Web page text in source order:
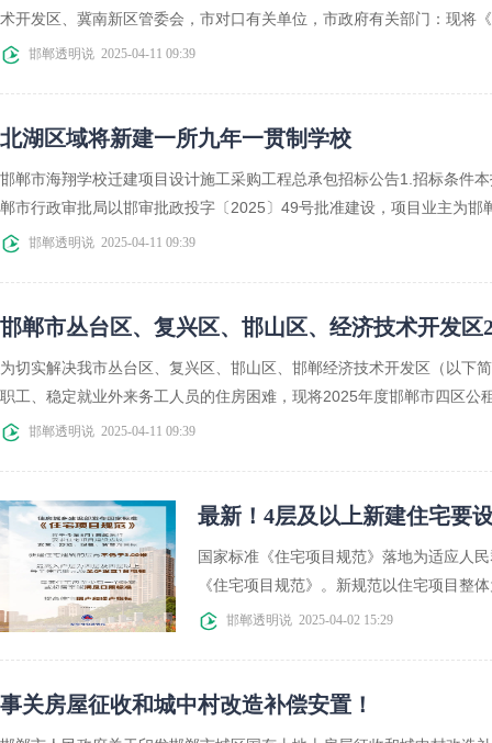
术开发区、冀南新区管委会，市对口有关单位，市政府有关部门：现将
邯郸透明说 2025-04-11 09:39
北湖区域将新建一所九年一贯制学校
邯郸市海翔学校迁建项目设计施工采购工程总承包招标公告1.招标条件
郸市行政审批局以邯审批政投字〔2025〕49号批准建设，项目业主为
邯郸透明说 2025-04-11 09:39
邯郸市丛台区、复兴区、邯山区、经济技术开发区
为切实解决我市丛台区、复兴区、邯山区、邯郸经济技术开发区（以下
职工、稳定就业外来务工人员的住房困难，现将2025年度邯郸市四区
邯郸透明说 2025-04-11 09:39
最新！4层及以上新建住宅要
国家标准《住宅项目规范》落地为适应人
《住宅项目规范》。新规范以住宅项目整
邯郸透明说 2025-04-02 15:29
事关房屋征收和城中村改造补偿安置！